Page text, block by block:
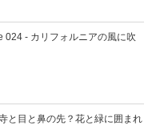
024 - カリフォルニアの風に吹
と目と鼻の先？花と緑に囲まれ